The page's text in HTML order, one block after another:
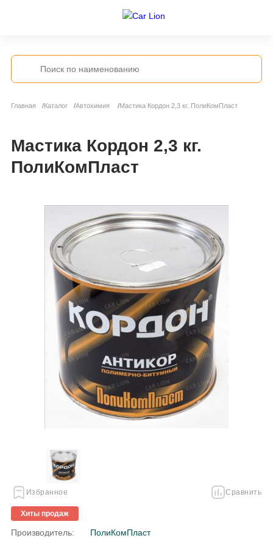
Главная Каталог Автохимия Мастика Кордон 2,3 кг. ПолиКомПласт
Мастика Кордон 2,3 кг.
ПолиКомПласт
Избранное Сравнить
Хиты продаж
Производитель: ПолиКомПласт